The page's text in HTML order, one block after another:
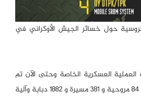
حول خسائر الجيش الأوكراني في
العسكرية الخاصة وحتى الآن تم
تدمير 124 طائرة حربية و 84 مروحية و 381 مسيرة و 1882 دبابة وآلية